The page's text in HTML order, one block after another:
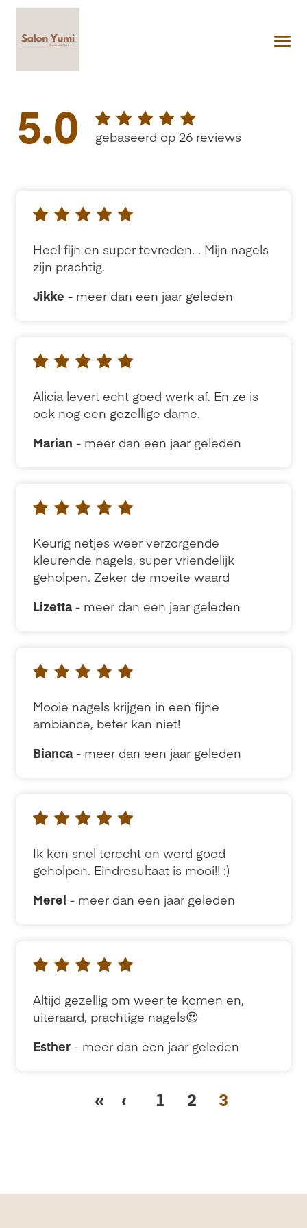
5.0 gebaseerd op 26 reviews
Heel fijn en super tevreden. . Mijn nagels
zijn prachtig.
Jikke - meer dan een jaar geleden
Alicia levert echt goed werk af. En ze is
ook nog een gezellige dame.
Marian - meer dan een jaar geleden
Keurig netjes weer verzorgende
kleurende nagels, super vriendelijk
geholpen. Zeker de moeite waard
Lizetta - meer dan een jaar geleden
Mooie nagels krijgen in een fijne
ambiance, beter kan niet!
Bianca - meer dan een jaar geleden
Ik kon snel terecht en werd goed
geholpen. Eindresultaat is mooi!! :)
Merel - meer dan een jaar geleden
Altijd gezellig om weer te komen en,
uiteraard, prachtige nagels😍
Esther - meer dan een jaar geleden
« ‹ 1 2 3